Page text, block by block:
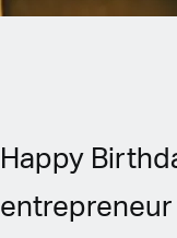
Happy
entrepreneur